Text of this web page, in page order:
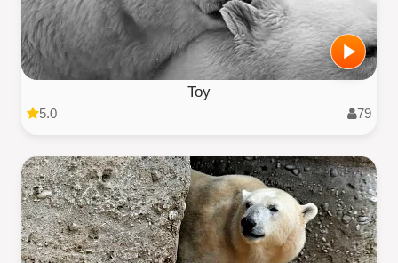
Toy
5.0 79